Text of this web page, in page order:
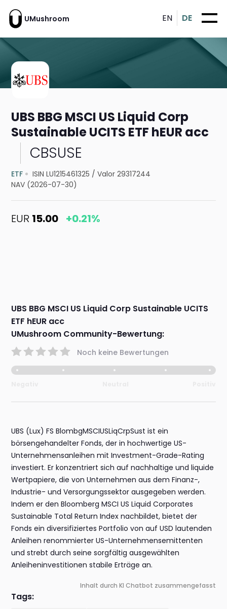
UMushroom EN DE
UBS BBG MSCI US Liquid Corp
Sustainable UCITS ETF hEUR acc
CBSUSE
ETF ISIN LU1215461325 /Valor 29317244
NAV (2026-07-30)
EUR 15.00 +0.21%
UBS BBG MSCI US Liquid Corp Sustainable UCITS
ETF hEUR acc
UMushroom Community-Bewertung:
Noch keine Bewertungen
UBS (Lux) FS BlombgMSCIUSLiqCrpSust ist ein
börsengehandelter Fonds, der in hochwertige US-
Unternehmensanleihen mit Investment-Grade-Rating
investiert. Er konzentriert sich auf nachhaltige und liquide
Wertpapiere, die von Unternehmen aus dem Finanz-,
Industrie- und Versorgungssektor ausgegeben werden.
Indem er den Bloomberg MSCI US Liquid Corporates
Sustainable Total Return Index nachbildet, bietet der
Fonds ein diversifiziertes Portfolio von auf USD lautenden
Anleihen renommierter US-Unternehmensemittenten
und strebt durch seine sorgfältig ausgewählten
Anleiheninvestitionen stabile Erträge an.
Inhalt durch KI Chatbot zusammengefasst
Tags: